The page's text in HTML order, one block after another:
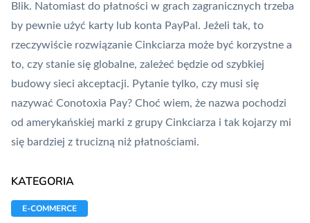
Blik. Natomiast do płatności w grach zagranicznych trzeba
by pewnie użyć karty lub konta PayPal . Jeżeli tak, to
rzeczywiście rozwiązanie Cinkciarza może być korzystne a
to, czy stanie się globalne, zależeć będzie od szybkiej
budowy sieci akceptacji. Pytanie tylko, czy musi się
nazywać Conotoxia Pay? Choć wiem, że nazwa pochodzi
od amerykańskiej marki z grupy Cinkciarza i tak kojarzy mi
się bardziej z trucizną niż płatnościami.
KATEGORIA
E-COMMERCE